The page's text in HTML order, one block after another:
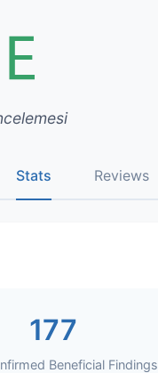
Stats Reviews
177
Beneficial Findings